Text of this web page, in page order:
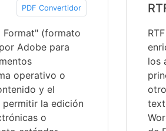
PDF Convertidor
Format" (formato
Adobe para
operativo o
y el
la edición
o
los